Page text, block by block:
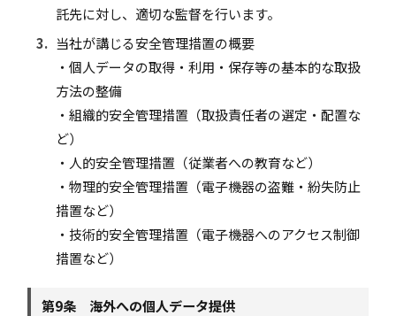
託先に対し、適切な監督を行います。
3. 当社が講じる安全管理措置の概要
・個人データの取得・利用・保存等の基本的な取扱
方法の整備
・組織的安全管理措置（取扱責任者の選定・配置な
ど）
・人的安全管理措置（従業者への教育など）
・物理的安全管理措置（電子機器の盗難・紛失防止
措置など）
・技術的安全管理措置（電子機器へのアクセス制御
措置など）
第9条 海外への個人データ提供